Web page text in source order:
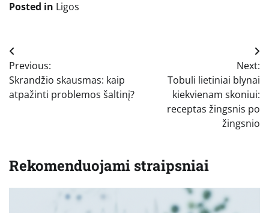
Posted in Ligos
Navigacija
tarp
įrašų
Previous:
Skrandžio skausmas: kaip
atpažinti problemos šaltinį?
Next:
Tobuli lietiniai blynai
kiekvienam skoniui:
receptas žingsnis po
žingsnio
Rekomenduojami straipsniai